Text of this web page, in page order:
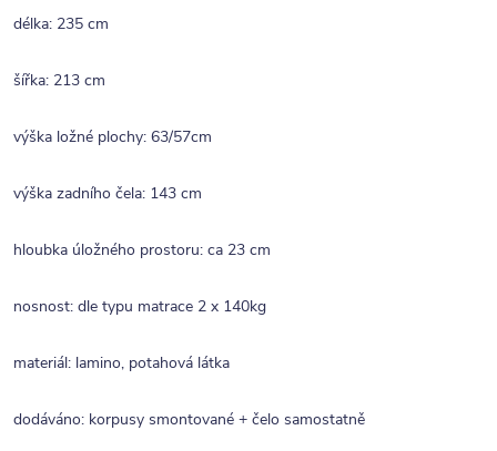
délka: 235 cm
šířka: 213 cm
výška ložné plochy: 63/57cm
výška zadního čela: 143 cm
hloubka úložného prostoru: ca 23 cm
nosnost: dle typu matrace 2 x 140kg
materiál: lamino, potahová látka
dodáváno: korpusy smontované + čelo samostatně